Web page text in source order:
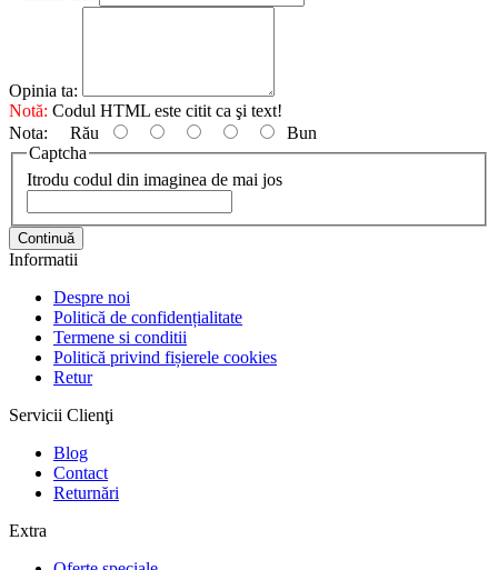
Opinia ta:
Notă: Codul HTML este citit ca şi text!
Nota: Rău
Bun
Captcha
Itrodu codul din imaginea de mai jos
Continuă
Informatii
Despre noi
Politică de confidențialitate
Termene si conditii
Politică privind fișierele cookies
Retur
Servicii Clienţi
Blog
Contact
Returnări
Extra